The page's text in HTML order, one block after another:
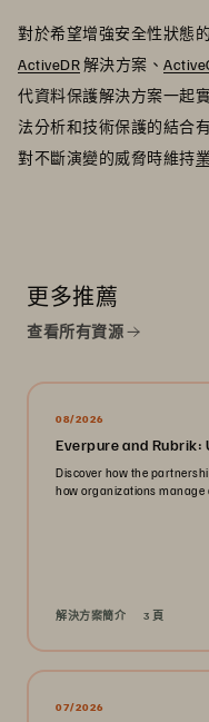
對於希望增強安全性狀態
ActiveDR解決方案、
代資料保護解決方案一起
法分析和技術保護的結合
對不斷演變的威脅時維持
更多推薦
查看所有資源
08/2026
Everpure and Rubrik:
Discover how the
how organizations manage
解決方案簡介 3 頁
07/2026